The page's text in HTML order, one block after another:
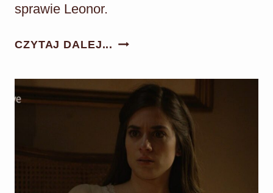
sprawie Leonor.
CZYTAJ DALEJ... AKACJOWA
590:
CAYETANA
POWSTRZYMUJE
TRAGEDIĘ!